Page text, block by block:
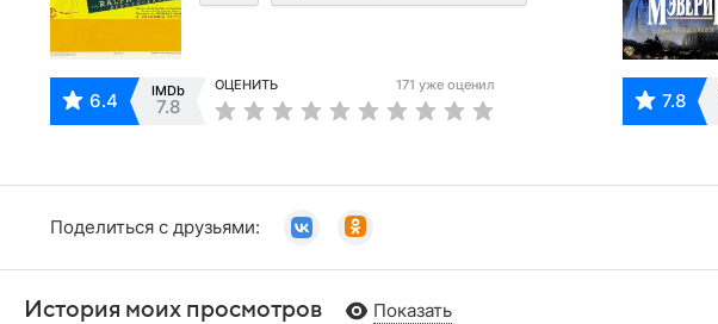
6.4 IMDb
7.8
ОЦЕНИТЬ 171 уже оценил
7.8
Поделиться с друзьями:
История моих просмотров Показать